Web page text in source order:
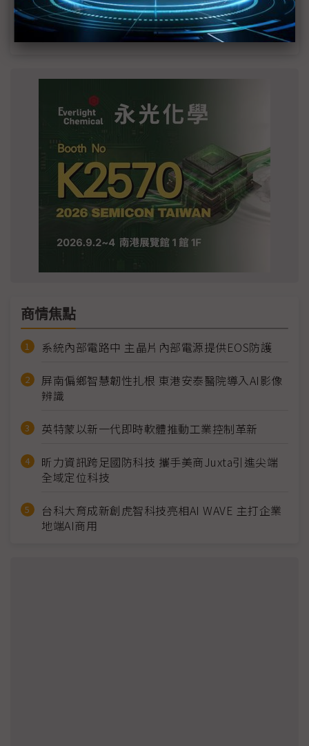
SpaceX晶片採購大轉向 Elon Musk捨超微全面
採用NVIDIA
商情焦點
系統內部電路中 主晶片內部電源提供EOS防護
屏南偏鄉智慧韌性扎根 東港安泰醫院導入AI影像
辨識
英特蒙以新一代即時軟體推動工業控制革新
昕力資訊跨足國防科技 攜手美商Juxta引進尖端
全域定位科技
台科大育成新創虎智科技亮相AI WAVE 主打企業
地端AI商用